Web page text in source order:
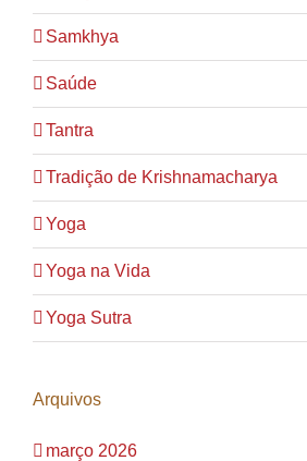
Samkhya
Saúde
Tantra
Tradição de Krishnamacharya
Yoga
Yoga na Vida
Yoga Sutra
Arquivos
março 2026